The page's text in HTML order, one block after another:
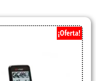
¡Oferta!